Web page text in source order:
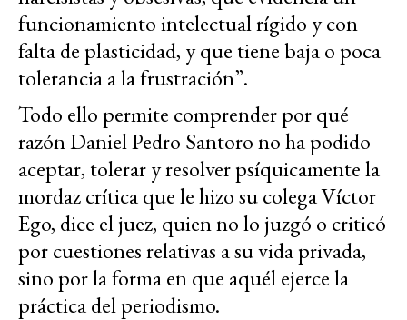
funcionamiento intelectual rígido y con
falta de plasticidad, y que tiene baja o poca
tolerancia a la frustración”.
Todo ello permite comprender por qué
razón Daniel Pedro Santoro no ha podido
aceptar, tolerar y resolver psíquicamente la
mordaz crítica que le hizo su colega Víctor
Ego, dice el juez, quien no lo juzgó o criticó
por cuestiones relativas a su vida privada,
sino por la forma en que aquél ejerce la
práctica del periodismo.